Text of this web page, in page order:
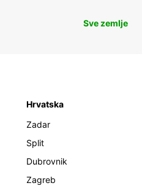
Sve zemlje
Hrvatska
Zadar
Split
Dubrovnik
Zagreb